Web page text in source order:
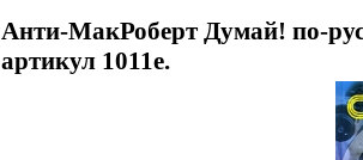
Анти-МакРоберт Думай! по-
артикул 1011e.